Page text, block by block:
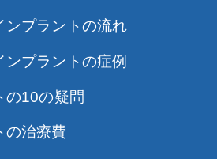
ンプラントの流れ
ンプラントの症例
の10の疑問
の治療費